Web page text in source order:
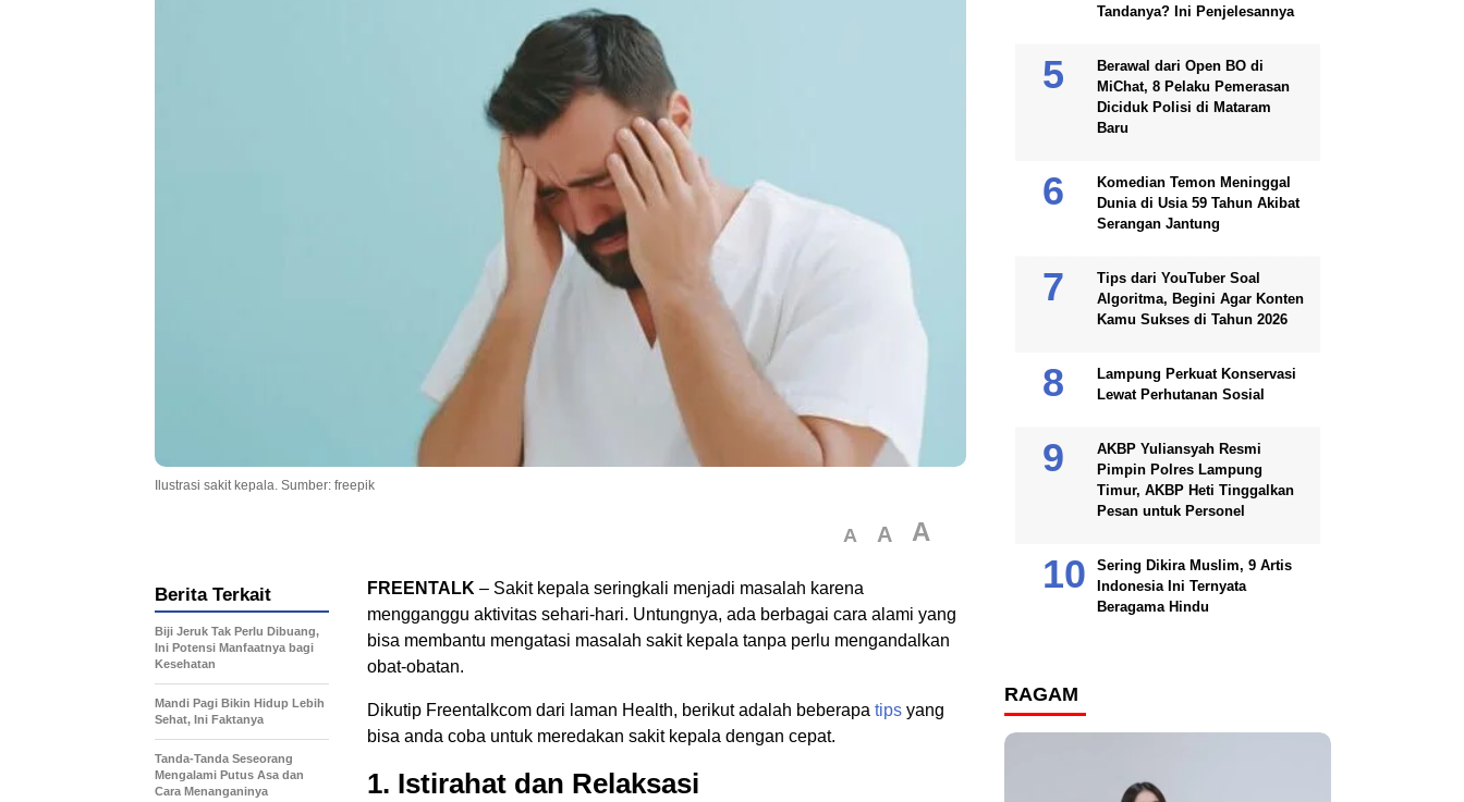
Ilustrasi sakit kepala. Sumber: freepik
A A A
FREENTALK – Sakit kepala seringkali menjadi masalah karena
mengganggu aktivitas sehari-hari. Untungnya, ada berbagai cara alami yang
bisa membantu mengatasi masalah sakit kepala tanpa perlu mengandalkan
obat-obatan.
Dikutip Freentalkcom dari laman Health, berikut adalah beberapa tips yang
bisa anda coba untuk meredakan sakit kepala dengan cepat.
1. Istirahat dan Relaksasi
Berita Terkait
Biji Jeruk Tak Perlu Dibuang,
Ini Potensi Manfaatnya bagi
Kesehatan
Mandi Pagi Bikin Hidup Lebih
Sehat, Ini Faktanya
Tanda-Tanda Seseorang
Mengalami Putus Asa dan
Cara Menanganinya
Tandanya? Ini Penjelesannya
Berawal dari Open BO di
MiChat, 8 Pelaku Pemerasan
Diciduk Polisi di Mataram
Baru
Komedian Temon Meninggal
Dunia di Usia 59 Tahun Akibat
Serangan Jantung
Tips dari YouTuber Soal
Algoritma, Begini Agar Konten
Kamu Sukses di Tahun 2026
Lampung Perkuat Konservasi
Lewat Perhutanan Sosial
AKBP Yuliansyah Resmi
Pimpin Polres Lampung
Timur, AKBP Heti Tinggalkan
Pesan untuk Personel
Sering Dikira Muslim, 9 Artis
Indonesia Ini Ternyata
Beragama Hindu
RAGAM